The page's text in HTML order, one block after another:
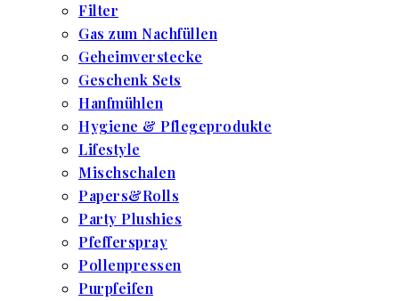
Filter
Gas zum Nachfüllen
Geheimverstecke
Geschenk Sets
Hanfmühlen
Hygiene & Pflegeprodukte
Lifestyle
Mischschalen
Papers&Rolls
Party Plushies
Pfefferspray
Pollenpressen
Purpfeifen